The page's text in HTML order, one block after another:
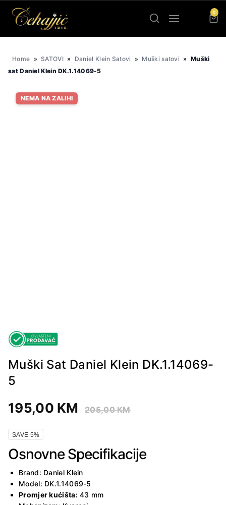
0
Home » SATOVI » Daniel Klein Satovi » Muški satovi » Muški
sat Daniel Klein DK.1.14069-5
NEMA NA ZALIHI
Muški Sat Daniel Klein DK.1.14069-
5
195,00 KM 205,00KM
SAVE 5%
Osnovne Specifikacije
Brand: Daniel Klein
Model: DK.1.14069-5
Promjer kućišta:43 mm